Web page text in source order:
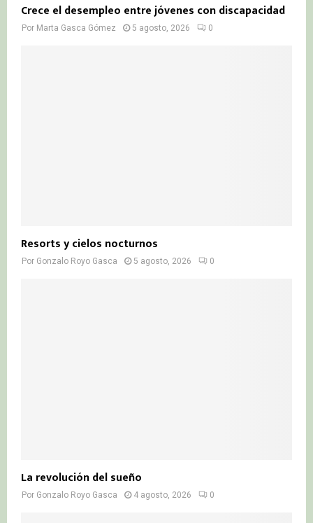
Crece el desempleo entre jóvenes con discapacidad
Por Marta Gasca Gómez 5 agosto, 2026 0
Resorts y cielos nocturnos
Por Gonzalo Royo Gasca 5 agosto, 2026 0
La revolución del sueño
Por Gonzalo Royo Gasca 4 agosto, 2026 0